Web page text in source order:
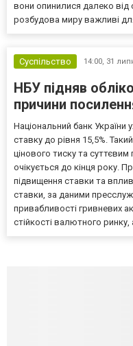
вони опинилися далеко від
розбудова миру важливі
Суспільство 14:00, 31
НБУ підняв
причини
Національний банк України
ставку до рівня 15,5%.
цінового тиску та суттєвим
очікується до кінця року.
підвищення ставки та
ставки, за даними
привабливості гривневих
стійкості валютного ринку,